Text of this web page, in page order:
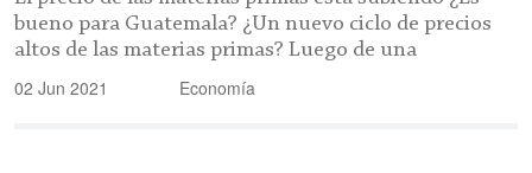
bueno para Guatemala? ¿Un nuevo ciclo de precios
altos de las materias primas? Luego de una
02 Jun 2021 Economía